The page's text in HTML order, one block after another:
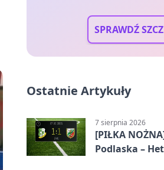
SPRAWDŹ
Ostatnie Artykuły
7 sierpnia 2026
[PIŁKA
Podlaska –